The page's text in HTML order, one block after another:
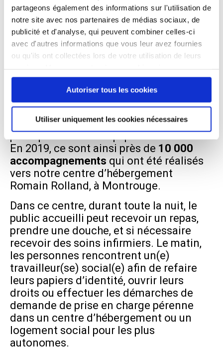
partageons également des informations sur l'utilisation de
notre site avec nos partenaires de médias sociaux, de
publicité et d'analyse, qui peuvent combiner celles-ci
avec d'autres informations que vous leur avez fournies
ou qu'ils ont collectées lors de votre utilisation de leurs
continuez à utiliser notre site Web.
Autoriser tous les cookies
Utiliser uniquement les cookies nécessaires
Près de 34 000 déplacements, dont plus
de15 000 sur signalements de
particuliersou partenaires,plus de 2 000
duvets distribués… nos maraudes
restent mobilisées365 jours/an,
renforcées durant l’hiver. Proposer aux
personnes vivant dans la rue une mise à
l’abri pour la nuit, en fonction des places
disponibles, figure parmi les missions
principales de nos équipes de maraude.
En 2019, ce sont ainsi près de 10 000
accompagnements qui ont été réalisés
vers notre centre d’hébergement
Romain Rolland, à Montrouge.
Dans ce centre, durant toute la nuit, le
public accueilli peut recevoir un repas,
prendre une douche, et si nécessaire
recevoir des soins infirmiers. Le matin,
les personnes rencontrent un(e)
travailleur(se) social(e) afin de refaire
leurs papiers d’identité, ouvrir leurs
droits ou effectuer les démarches de
demande de prise en charge pérenne
dans un centre d’hébergement ou un
logement social pour les plus
autonomes.